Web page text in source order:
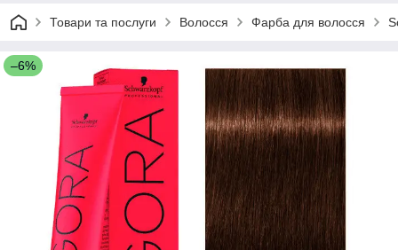
Товари та послуги Волосся Фарба для волосся
–6%